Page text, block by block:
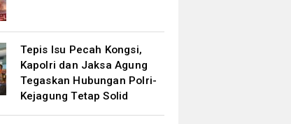
Tepis Isu Pecah Kongsi,
Kapolri dan Jaksa Agung
Tegaskan Hubungan Polri-
Kejagung Tetap Solid